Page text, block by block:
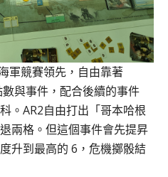
軍競賽領先，自由靠著
數與事件，配合後續的事件
。AR2自由打出「哥本哈根
兩格。但這個事件會先提昇
升到最高的 6，危機擲骰結